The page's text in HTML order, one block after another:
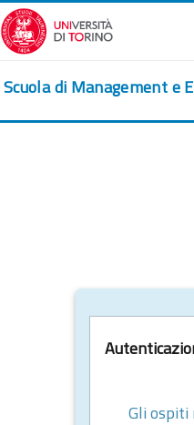
Vai al contenuto principale
Scuola di Management e
Gli ospiti